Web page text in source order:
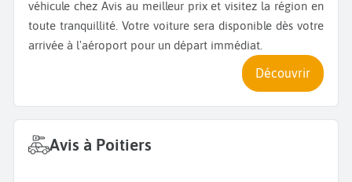
véhicule chez Avis au meilleur prix et visitez la région en
toute tranquillité. Votre voiture sera disponible dès votre
arrivée à l'aéroport pour un départ immédiat.
Découvrir
Avis à Poitiers